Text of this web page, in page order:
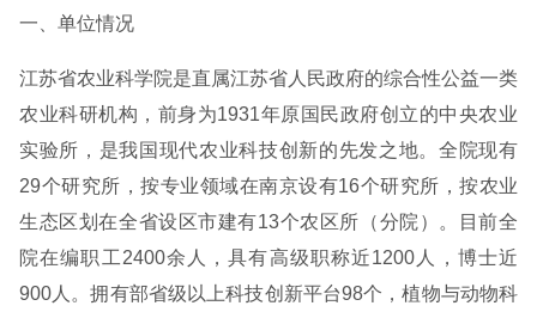
一、单位情况
江苏省农业科学院是直属江苏省人民政府的综合性公益一类
农业科研机构，前身为1931年原国民政府创立的中央农业
实验所，是我国现代农业科技创新的先发之地。全院现有
29个研究所，按专业领域在南京设有16个研究所，按农业
生态区划在全省设区市建有13个农区所（分院）。目前全
院在编职工2400余人，具有高级职称近1200人，博士近
900人。拥有部省级以上科技创新平台98个，植物与动物科